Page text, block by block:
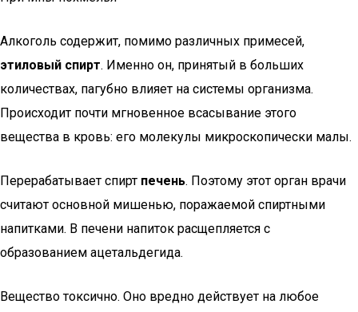
Алкоголь содержит, помимо различных примесей,
этиловый спирт. Именно он, принятый в больших
количествах, пагубно влияет на системы организма.
Происходит почти мгновенное всасывание этого
вещества в кровь: его молекулы микроскопически малы.
Перерабатывает спирт печень. Поэтому этот орган врачи
считают основной мишенью, поражаемой спиртными
напитками. В печени напиток расщепляется с
образованием ацетальдегида.
Вещество токсично. Оно вредно действует на любое